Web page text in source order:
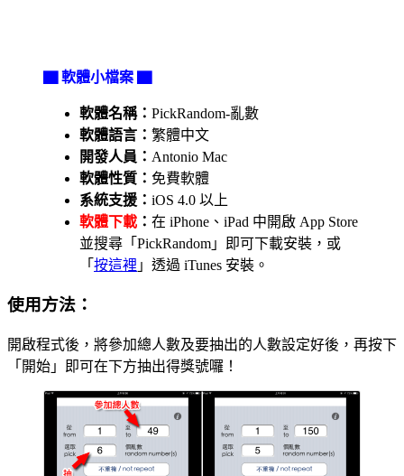
▇ 軟體小檔案 ▇
軟體名稱： PickRandom-亂數
軟體語言： 繁體中文
開發人員： Antonio Mac
軟體性質： 免費軟體
系統支援： iOS 4.0 以上
軟體下載 ： 在 iPhone、iPad 中開啟 App Store
並搜尋「PickRandom」即可下載安裝，或
「 按這裡 」透過 iTunes 安裝。
使用方法：
開啟程式後，將參加總人數及要抽出的人數設定好後，再按下
「開始」即可在下方抽出得獎號囉！